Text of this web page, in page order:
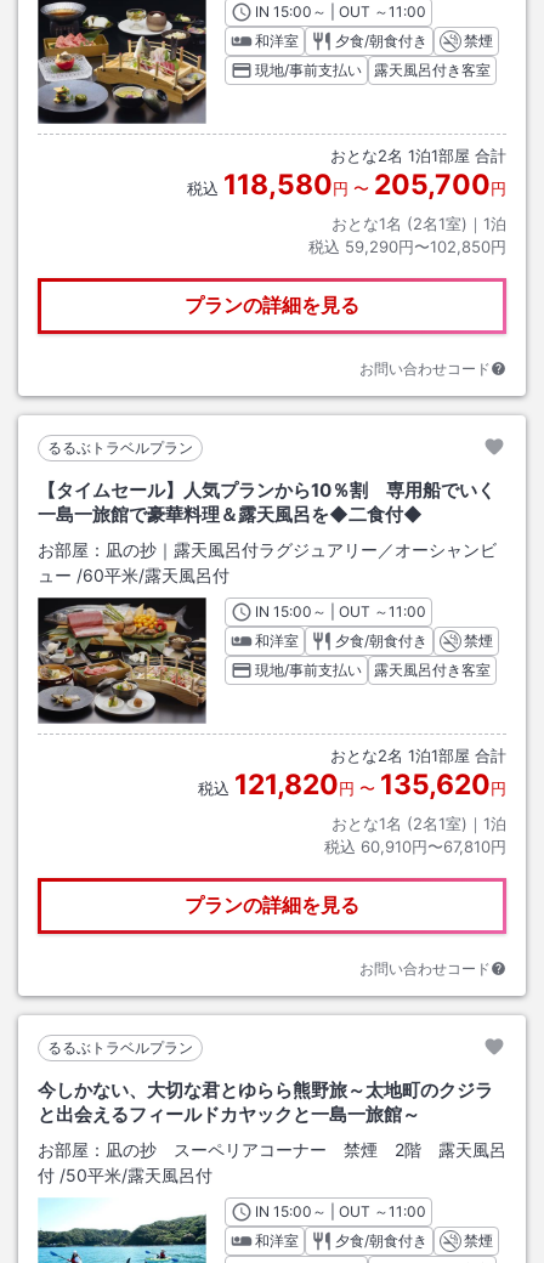
INチェックイン
15:00 ～ | OUT チェックアウト
～11:00
和洋室
夕食/朝食付き
禁煙
現地/事前支払い
露天風呂付き客室
おとな2名 1泊1部屋 合計
税込 118,580円 〜 205,700円
おとな1名 (2名1室)｜ 1泊
税込 59,290円〜102,850円
プランの詳細を見る
お問い合わせコード
るるぶトラベルプラン
【タイムセール】人気プランから10％割 専用船でいく
一島一旅館で豪華料理＆露天風呂を◆二食付◆
お部屋： 凪の抄｜露天風呂付ラグジュアリー／オーシャンビ
ュー /60平米/露天風呂付
INチェックイン
15:00 ～ | OUT チェックアウト
～11:00
和洋室
夕食/朝食付き
禁煙
現地/事前支払い
露天風呂付き客室
おとな2名 1泊1部屋 合計
税込 121,820円 〜 135,620円
おとな1名 (2名1室)｜ 1泊
税込 60,910円〜67,810円
プランの詳細を見る
お問い合わせコード
るるぶトラベルプラン
今しかない、大切な君とゆらら熊野旅～太地町のクジラ
と出会えるフィールドカヤックと一島一旅館～
お部屋： 凪の抄 スーペリアコーナー 禁煙 2階 露天風呂
付 /50平米/露天風呂付
INチェックイン
15:00 ～ | OUT チェックアウト
～11:00
和洋室
夕食/朝食付き
禁煙